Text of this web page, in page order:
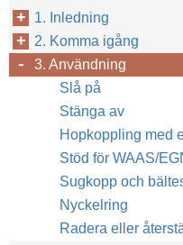
1. Inledning
2. Komma igång
3. Användning
Slå på
Stänga av
Hopkoppling med
Stöd för WAAS/
Sugkopp och
Nyckelring
Radera eller